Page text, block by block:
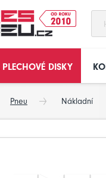
DISKY
Pneu Nákladní